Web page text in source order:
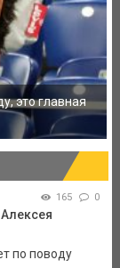
это главная
165 0
по поводу